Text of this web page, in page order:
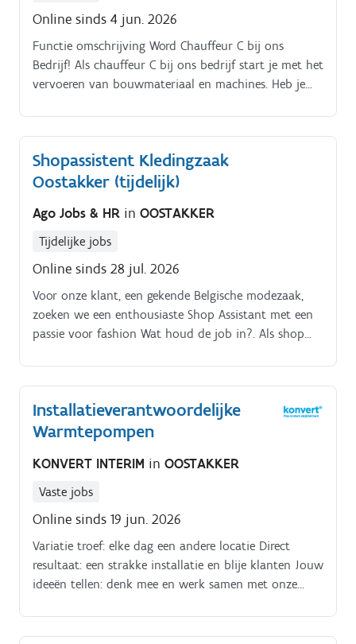
Online sinds 4 jun. 2026
Functie omschrijving Word Chauffeur C bij ons
Bedrijf! Als chauffeur C bij ons bedrijf start je met het
vervoeren van bouwmateriaal en machines. Heb je
Shopassistent Kledingzaak
Oostakker (tijdelijk)
Ago Jobs & HR in OOSTAKKER
Tijdelijke jobs
Online sinds 28 jul. 2026
Voor onze klant, een gekende Belgische modezaak,
zoeken we een enthousiaste Shop Assistant met een
passie voor fashion Wat houd de job in?. Als shop
maken van hun keuze Jij zorgt ervoor dat elke klant
zich goed voelt en met een glimlach vertrekt Dankzij
jouw modegevoel help je bij het creëren van een look
tot trendy en comfortabel Kortom, jij ademt mode en
voelt je helemaal thuis in de winkel en het team.
Installatieverantwoordelijke
Warmtepompen
KONVERT INTERIM in OOSTAKKER
Vaste jobs
Online sinds 19 jun. 2026
Variatie troef: elke dag een andere locatie Direct
resultaat: een strakke installatie en blije klanten Jouw
ideeën tellen: denk mee en werk samen met onze